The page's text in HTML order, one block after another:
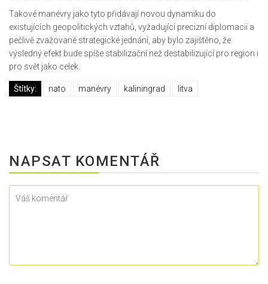
Takové manévry jako tyto přidávají novou dynamiku do
existujících geopolitických vztahů, vyžadující precizní diplomacii a
pečlivě zvažované strategické jednání, aby bylo zajištěno, že
výsledný efekt bude spíše stabilizační než destabilizující pro region i
pro svět jako celek.
Štítky: nato manévry kaliningrad litva
NAPSAT KOMENTÁŘ